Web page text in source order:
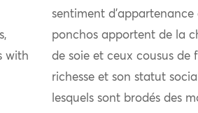
with
sentiment
ponchos apportent de la
de soie et ceux cousus de
richesse et son statut
lesquels sont brodés des